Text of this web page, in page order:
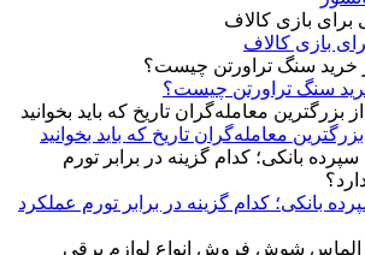
بازی کالاف
سنگ تراورتن چیست؟
بانکی؛ کدام گزینه در برابر تورم عملکرد